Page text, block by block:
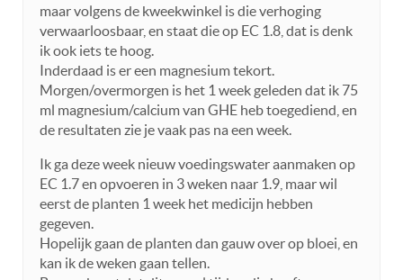
maar volgens de kweekwinkel is die verhoging
verwaarloosbaar, en staat die op EC 1.8, dat is denk
ik ook iets te hoog.
Inderdaad is er een magnesium tekort.
Morgen/overmorgen is het 1 week geleden dat ik 75
ml magnesium/calcium van GHE heb toegediend, en
de resultaten zie je vaak pas na een week.
Ik ga deze week nieuw voedingswater aanmaken op
EC 1.7 en opvoeren in 3 weken naar 1.9, maar wil
eerst de planten 1 week het medicijn hebben
gegeven.
Hopelijk gaan de planten dan gauw over op bloei, en
kan ik de weken gaan tellen.